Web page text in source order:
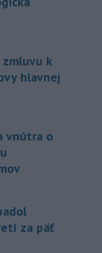
zmluvu k
hlavnej
vnútra o
za päť